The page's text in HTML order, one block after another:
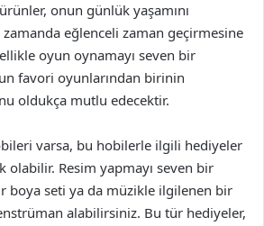
onun günlük yaşamını
zamanda eğlenceli zaman geçirmesine
oyun oynamayı seven bir
favori oyunlarından birinin
oldukça mutlu edecektir.
varsa, bu hobilerle ilgili hediyeler
olabilir. Resim yapmayı seven bir
boya seti ya da müzikle ilgilenen bir
alabilirsiniz. Bu tür hediyeler,